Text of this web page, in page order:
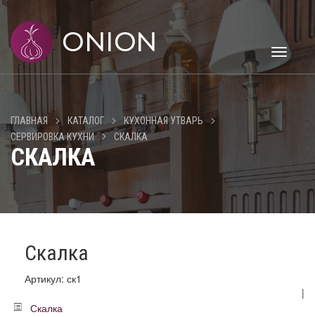
Toggle
ГЛАВНАЯ > КАТАЛОГ > КУХОННАЯ УТВАРЬ >
СЕРВИРОВКА КУХНИ > СКАЛКА
СКАЛКА
Скалка
Артикул: ск1
|
Скалка